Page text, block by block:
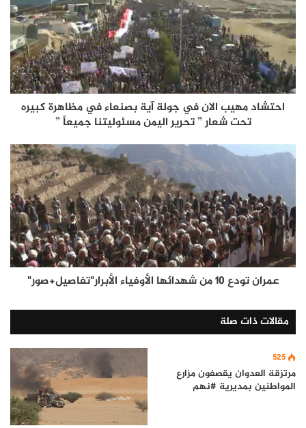
احتشاد مهيب الان في جولة آية بصنعاء في مظاهرة كبيره
تحت شعار ” تحرير اليمن مسئوليتنا جميعاً ”
عمران تودع 10 من شهدائها الأوفياء الأبرار"تفاصيل+صور"
مقالات ذات صلة
525
مرتزقة العدوان يقصفون مزارع
المواطنين بمديرية #نهم